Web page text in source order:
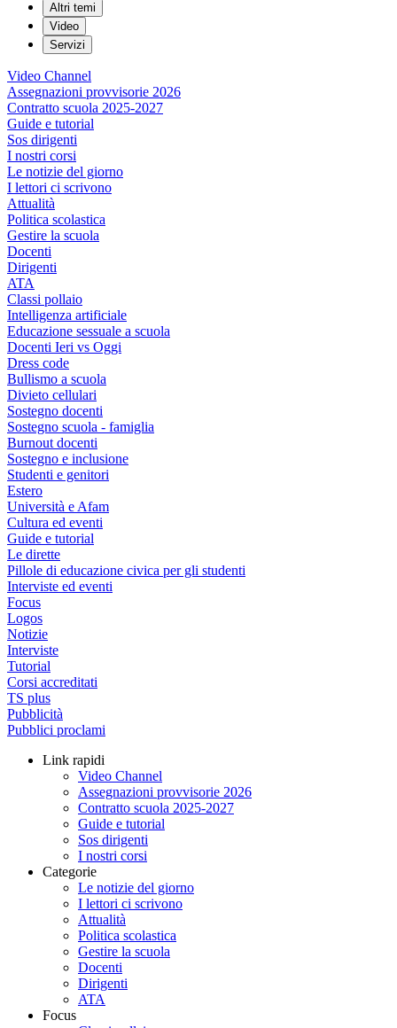
Altri temi
Video
Servizi
Video Channel
Assegnazioni provvisorie 2026
Contratto scuola 2025-2027
Guide e tutorial
Sos dirigenti
I nostri corsi
Le notizie del giorno
I lettori ci scrivono
Attualità
Politica scolastica
Gestire la scuola
Docenti
Dirigenti
ATA
Classi pollaio
Intelligenza artificiale
Educazione sessuale a scuola
Docenti Ieri vs Oggi
Dress code
Bullismo a scuola
Divieto cellulari
Sostegno docenti
Sostegno scuola - famiglia
Burnout docenti
Sostegno e inclusione
Studenti e genitori
Estero
Università e Afam
Cultura ed eventi
Guide e tutorial
Le dirette
Pillole di educazione civica per gli studenti
Interviste ed eventi
Focus
Logos
Notizie
Interviste
Tutorial
Corsi accreditati
TS plus
Pubblicità
Pubblici proclami
Link rapidi
Video Channel
Assegnazioni provvisorie 2026
Contratto scuola 2025-2027
Guide e tutorial
Sos dirigenti
I nostri corsi
Categorie
Le notizie del giorno
I lettori ci scrivono
Attualità
Politica scolastica
Gestire la scuola
Docenti
Dirigenti
ATA
Focus